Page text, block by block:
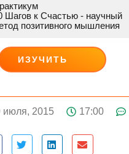
Шагов к Счастью - научный
позитивного мышления
ИЗУЧИТЬ
июля, 2015 17:00